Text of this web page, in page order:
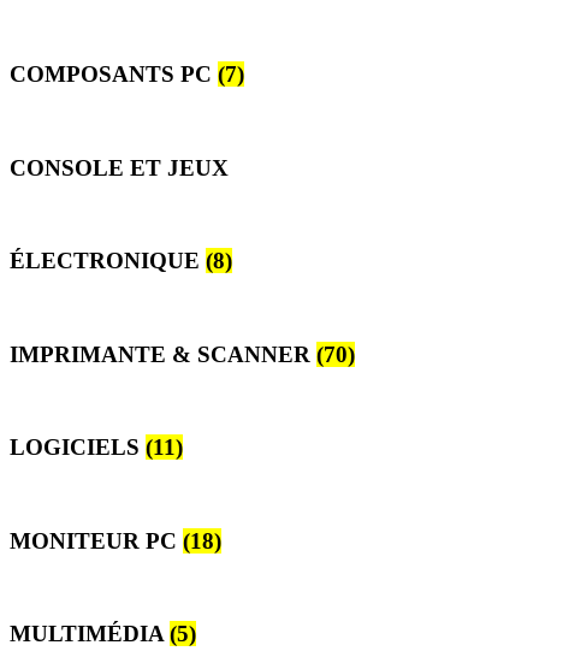
COMPOSANTS PC (7)
CONSOLE ET JEUX
ÉLECTRONIQUE (8)
IMPRIMANTE & SCANNER (70)
LOGICIELS (11)
MONITEUR PC (18)
MULTIMÉDIA (5)